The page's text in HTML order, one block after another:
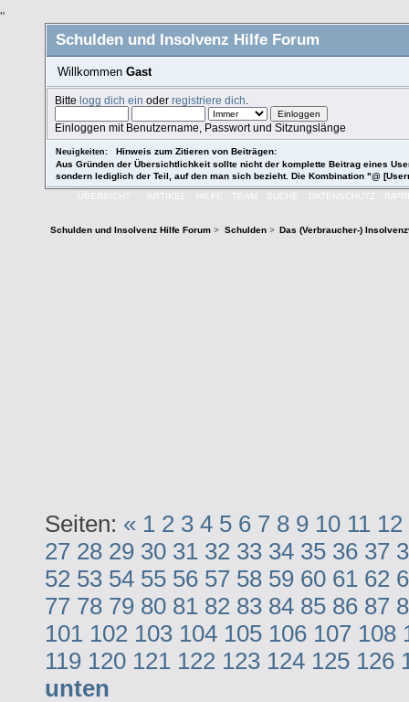
"
Schulden und Insolvenz Hilfe Forum
Willkommen Gast
Bittelogg dich ein oderregistriere dich
Einloggen mit Benutzername, Passwort und Sitzungslänge
Neuigkeiten:
Hinweis zum Zitieren von Beiträgen:
Aus Gründen der Übersichtlichkeit sollte nicht der komplette Beitrag eines
sondern lediglich der Teil, auf den man sich bezieht. Die Kombination "@
ÜBERSICHT ARTIKEL HILFE TEAM SUCHE DATENSCHUTZ
Schulden und Insolvenz Hilfe Forum > Schulden> Das (Verbraucher-)
Seiten: « 1 2 3 4 5 6 7 8 9 10 11 12
27 28 29 30 31 32 33 34 35 36 37
52 53 54 55 56 57 58 59 60 61 62
77 78 79 80 81 82 83 84 85 86 87
101 102 103 104 105 106 107 108
119 120 121 122 123 124 125 126
unten